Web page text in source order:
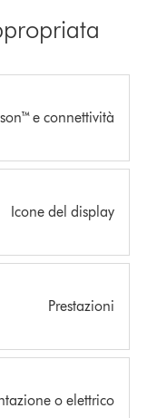
e connettività
Icone del display
Prestazioni
o elettrico